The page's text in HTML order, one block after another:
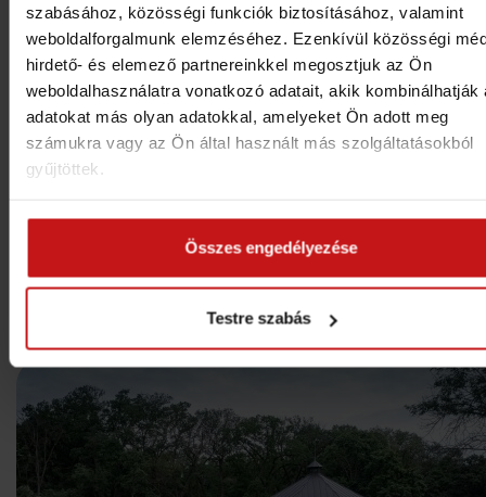
szabásához, közösségi funkciók biztosításához, valamint
weboldalforgalmunk elemzéséhez. Ezenkívül közösségi
hirdető- és elemező partnereinkkel megosztjuk az Ön
weboldalhasználatra vonatkozó adatait, akik kombinálhatják
adatokat más olyan adatokkal, amelyeket Ön adott meg
számukra vagy az Ön által használt más szolgáltatásokból
gyűjtöttek.
Összes engedélyezése
Testre szabás
GPS: N46.860033°, E20.537181°
© 2016Liget Wellness és Konferencia Hotel****-